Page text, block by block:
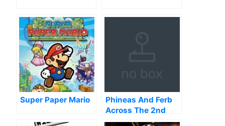
Super Paper Mario
Phineas And Ferb
Across The 2nd
Dimension